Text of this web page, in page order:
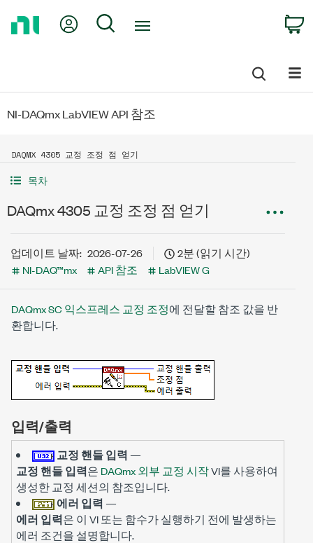
My Account
Search
NI-DAQmx LabVIEW API 참조
DAQMX 4305 교정 조정 점 얻기
목차
DAQmx 4305 교정 조정 점 얻기
업데이트 날짜: 2026-07-26
2분 (읽기 시간)
NI-DAQ™mx
API 참조 LabVIEW G
DAQmx SC 익스프레스 교정 조정에 전달할 참조 값을 반
환합니다.
입력/출력
교정 핸들 입력 —
교정 핸들 입력은 DAQmx 외부 교정 시작VI를 사용하여
생성한 교정 세션의 참조입니다.
에러 입력 —
에러 입력은 이 VI 또는 함수가 실행하기 전에 발생하는
에러 조건을 설명합니다.